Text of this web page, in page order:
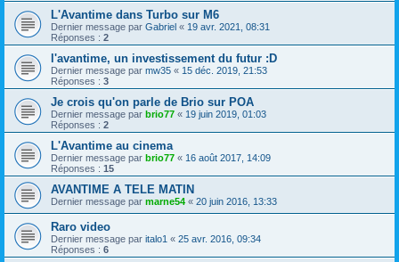
L'Avantime dans Turbo sur M6
Dernier message par Gabriel « 19 avr. 2021, 08:31
Réponses : 2
l'avantime, un investissement du futur :D
Dernier message par mw35 « 15 déc. 2019, 21:53
Réponses : 3
Je crois qu'on parle de Brio sur POA
Dernier message par brio77 « 19 juin 2019, 01:03
Réponses : 2
L'Avantime au cinema
Dernier message par brio77 « 16 août 2017, 14:09
Réponses : 15
AVANTIME A TELE MATIN
Dernier message par marne54 « 20 juin 2016, 13:33
Raro video
Dernier message par italo1 « 25 avr. 2016, 09:34
Réponses : 6